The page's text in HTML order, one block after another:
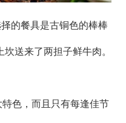
的餐具是古铜色的棒棒
送来了两担子鲜牛肉。
色，而且只有每逢佳节